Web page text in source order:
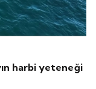
harbi yeteneği